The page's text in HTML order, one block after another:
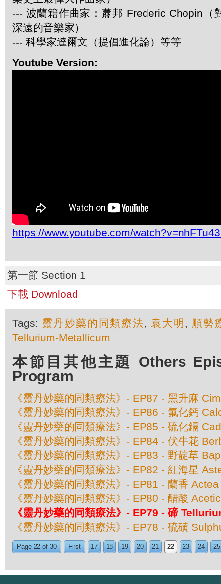
--- 波蘭籍作曲家：蕭邦 Frederic Chopin（
深遠的音樂家）
--- 科學家達爾文（提倡進化論）等等
Youtube Version:
https://www.youtube.com/
第一節 Section 1
下載 Download
Tags: 靈丹妙藥的同類療法, 袁大明 , 順勢
Tellurium-Metallicum
本節目其他主題 Others
Program
《靈丹妙藥的同類療法》- EP87 - 黑升麻
《靈丹妙藥的同類療法》- EP86 - 氟化鈣
《靈丹妙藥的同類療法》- EP85 - 硫化鎘
《靈丹妙藥的同類療法》- EP84 - 伏牛花
《靈丹妙藥的同類療法》- EP83 - 野靛草
《靈丹妙藥的同類療法》- EP82 - 紅海星
《靈丹妙藥的同類療法》- EP81 - 蘭香
《靈丹妙藥的同類療法》- EP80 - 醋酸
《靈丹妙藥的同類療法》- EP79 - 碲
《靈丹妙藥的同類療法》- EP78 - 硫磺
Page 22 of 30 First 17 18 19 20 21 22 23 24 25